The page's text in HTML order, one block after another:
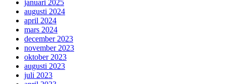
januari 2025
augusti 2024
april 2024
mars 2024
december 2023
november 2023
oktober 2023
augusti 2023
juli 2023